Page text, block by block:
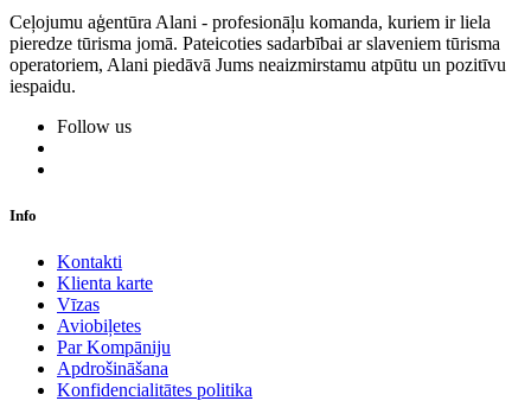
Ceļojumu aģentūra Alani - profesionāļu komanda, kuriem ir liela
pieredze tūrisma jomā. Pateicoties sadarbībai ar slaveniem tūrisma
operatoriem, Alani piedāvā Jums neaizmirstamu atpūtu un pozitīvu
iespaidu.
Follow us
Info
Kontakti
Klienta karte
Vīzas
Aviobiļetes
Par Kompāniju
Apdrošināšana
Konfidencialitātes politika